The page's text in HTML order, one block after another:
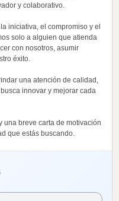
y colaborativo.
iniciativa, el compromiso y el
solo a alguien que atienda
con nosotros, asumir
éxito.
una atención de calidad,
innovar y mejorar cada
una breve carta de motivación
que estás buscando.